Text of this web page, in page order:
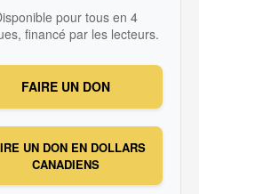
pour tous en 4
financé par les lecteurs.
FAIRE UN DON
UN DON EN DOLLARS
CANADIENS